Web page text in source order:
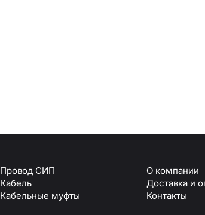
Провод СИП
Кабель
Кабельные муфты
О компании
Доставка и
Контакты